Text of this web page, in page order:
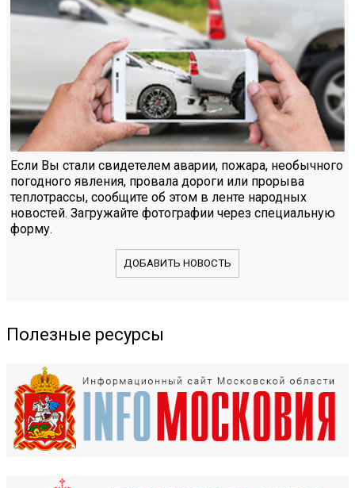
Если Вы стали свидетелем аварии, пожара, необычного
погодного явления, провала дороги или прорыва
теплотрассы, сообщите об этом в ленте народных
новостей. Загружайте фотографии через специальную
форму.
ДОБАВИТЬ НОВОСТЬ
Полезные ресурсы